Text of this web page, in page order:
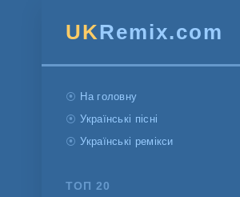
UKRemix.com
На головну
Українські пісні
Українські ремікси
ТОП 20